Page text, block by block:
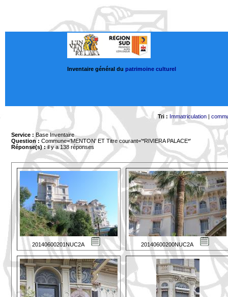
Inventaire général du patrimoine culturel
Tri : Immatriculation|
Service : Base Inventaire
Question : Commune='MENTON' ET Titre courant='*RIVIERA PALACE*'
Réponse(s) :il y a 138 réponses
20140600201NUC2A 20140600200NUC2A